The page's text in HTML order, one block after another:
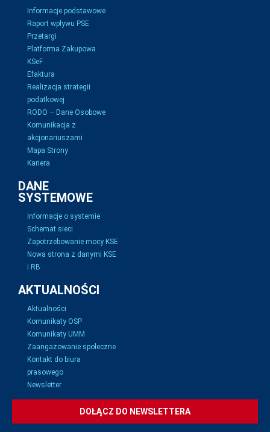
Informacje podstawowe
Raport wpływu PSE
Przetargi
Platforma Zakupowa
KSeF
Efaktura
Realizacja strategii
podatkowej
RODO – Dane Osobowe
Komunikacja z
akcjonariuszami
Mapa Strony
Kariera
DANE
SYSTEMOWE
Informacje o systemie
Schemat sieci
Zapotrzebowanie mocy KSE
Nowa strona z danymi KSE
i RB
AKTUALNOŚCI
Aktualności
Komunikaty OSP
Komunikaty UMM
Zaangażowanie społeczne
Kontakt do biura
prasowego
Newsletter
DOŁĄCZ DO NEWSLETTERA